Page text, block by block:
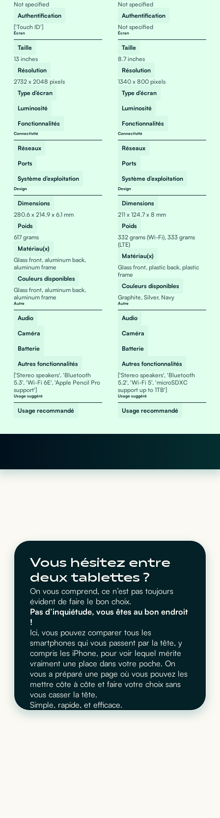
Not specified
Authentification
['Touch ID']
Écran
Taille
13 inches
Résolution
2732 x 2048 pixels
Type d’écran
Luminosité
Fonctionnalités
Connectivité
Réseaux
Ports
Système d’exploitation
Design
Dimensions
280.6 x 214.9 x 6.1 mm
Poids
617 grams
Matériau(x)
Glass front, aluminum back,
aluminum frame
Couleurs disponibles
Glass front, aluminum back,
aluminum frame
Autre
Audio
Caméra
Batterie
Autres fonctionnalités
['Stereo speakers', 'Bluetooth
5.3', 'Wi-Fi 6E', 'Apple Pencil Pro
support']
Usage suggéré
Usage recommandé
Not specified
Authentification
Not specified
Écran
Taille
8.7 inches
Résolution
1340 x 800 pixels
Type d’écran
Luminosité
Fonctionnalités
Connectivité
Réseaux
Ports
Système d’exploitation
Design
Dimensions
211 x 124.7 x 8 mm
Poids
332 grams (Wi-Fi), 333 grams
(LTE)
Matériau(x)
Glass front, plastic back, plastic
frame
Couleurs disponibles
Graphite, Silver, Navy
Autre
Audio
Caméra
Batterie
Autres fonctionnalités
['Stereo speakers', 'Bluetooth
5.2', 'Wi-Fi 5', 'microSDXC
support up to 1TB']
Usage suggéré
Usage recommandé
Vous hésitez entre
deux tablettes ?
On vous comprend, ce n’est pas toujours
évident de faire le bon choix.
Pas d’inquiétude, vous êtes au bon endroit
!
Ici, vous pouvez comparer tous les
smartphones qui vous passent par la tête, y
compris les iPhone, pour voir lequel mérite
vraiment une place dans votre poche. On
vous a préparé une page où vous pouvez les
mettre côte à côte et faire votre choix sans
vous casser la tête.
Simple, rapide, et efficace.